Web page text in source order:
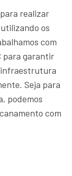
realizar
os
com
para garantir
infraestrutura
Seja para
podemos
com